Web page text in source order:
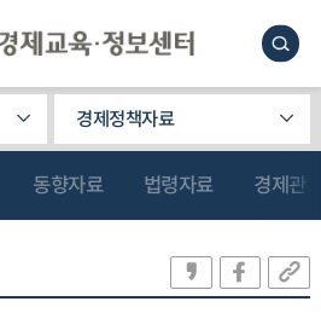
경제정책자료
동향자료 법령자료 경제관